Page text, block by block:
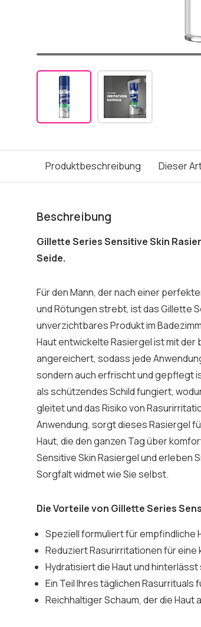
Produktbeschreibung Dieser
Beschreibung
Gillette Series Sensitive Skin
Seide.
Für den Mann, der nach einer
und Rötungen strebt, ist das Gillette
unverzichtbares Produkt im
Haut entwickelte Rasiergel ist mit der
angereichert, sodass jede
sondern auch erfrischt und gepflegt
als schützendes Schild fungiert,
gleitet und das Risiko von
Anwendung, sorgt dieses Rasiergel
Haut, die den ganzen Tag über
Sensitive Skin Rasiergel und erleben
Sorgfalt widmet wie Sie selbst.
Die Vorteile von Gillette Series
Speziell formuliert für empfindliche
Reduziert Rasurirritationen für
Hydratisiert die Haut und
Ein Teil Ihres täglichen Rasurrituals
Reichhaltiger Schaum, der die